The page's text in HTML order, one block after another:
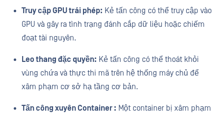
Truy cập GPU trái phép: Kẻ tấn công có thể truy cập vào
GPU và gây ra tình trạng đánh cắp dữ liệu hoặc chiếm
đoạt tài nguyên.
Leo thang đặc quyền: Kẻ tấn công có thể thoát khỏi
vùng chứa và thực thi mã trên hệ thống máy chủ để
xâm phạm cơ sở hạ tầng cơ bản.
Tấn công xuyên Container : Một container bị xâm phạm